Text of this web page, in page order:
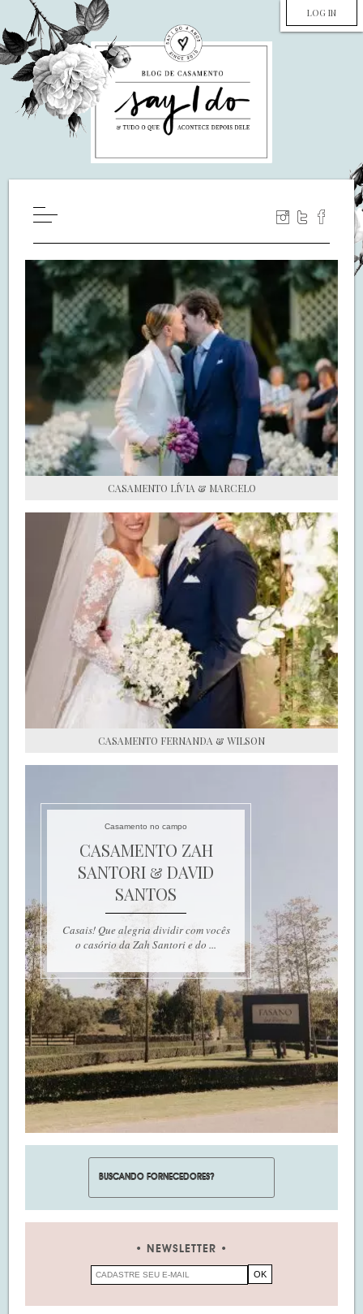
LOG IN
WILL YOU MARRY ME?
LUA DE MEL
COZINHA
DECORAÇÃO
DE NOIVA PRA NOIVA
S.O.S CASADAS
FALE COM O SAY I DO
CASAMENTO LÍVIA & MARCELO
CASAMENTO FERNANDA & WILSON
Casamento no campo
CASAMENTO ZAH
SANTORI & DAVID
SANTOS
Casais! Que alegria dividir com vocês
o casório da Zah Santori e do ...
NEWSLETTER